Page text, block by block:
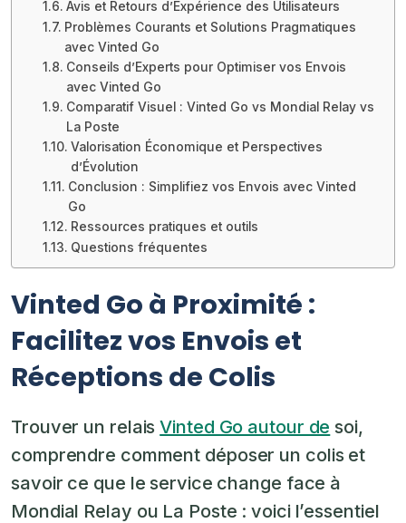
Avis et Retours d’Expérience des Utilisateurs
Problèmes Courants et Solutions Pragmatiques
avec Vinted Go
Conseils d’Experts pour Optimiser vos Envois
avec Vinted Go
Comparatif Visuel : Vinted Go vs Mondial Relay vs
La Poste
Valorisation Économique et Perspectives
d’Évolution
Conclusion : Simplifiez vos Envois avec Vinted
Go
Ressources pratiques et outils
Questions fréquentes
Vinted Go à Proximité :
Facilitez vos Envois et
Réceptions de Colis
Trouver un relaisVinted Go autour de soi,
comprendre comment déposer un colis et
savoir ce que le service change face à
Mondial Relay ou La Poste : voici l’essentiel